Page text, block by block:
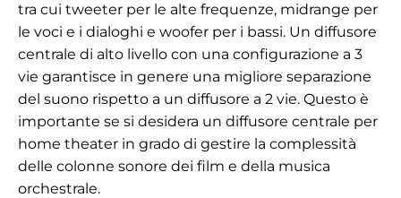
tra cui tweeter per le alte frequenze, midrange per
le voci e i dialoghi e woofer per i bassi. Un diffusore
centrale di alto livello con una configurazione a 3
vie garantisce in genere una migliore separazione
del suono rispetto a un diffusore a 2 vie. Questo è
importante se si desidera un diffusore centrale per
home theater in grado di gestire la complessità
delle colonne sonore dei film e della musica
orchestrale.